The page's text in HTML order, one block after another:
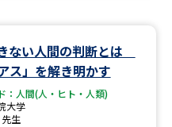
夢ナビライブ
ない人間の判断とは
ス」を解き明かす
：人間(人・ヒト・人類)
大学
生